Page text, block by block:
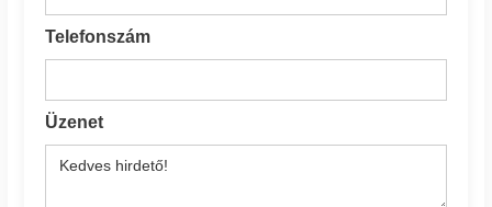
Telefonszám
Üzenet